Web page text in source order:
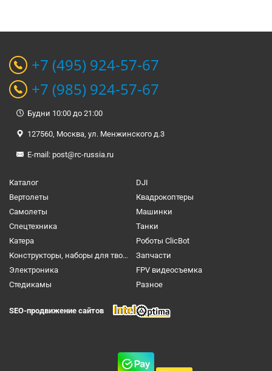
+7 (495) 924-57-67
+7 (985) 924-57-67
Будни 10:00 до 21:00
127560, Москва, ул. Менжинского д.3
E-mail: post@rc-russia.ru
Каталог
DJI
Вертолеты
Квадрокоптеры
Самолеты
Машинки
Спецтехника
Танки
Катера
Роботы ClicBot
Конструкторы, наборы для творчества и настольные игры
Запчасти
Электроника
FPV видеосъемка
Cтедикамы
Разное
SEO-продвижение сайтов